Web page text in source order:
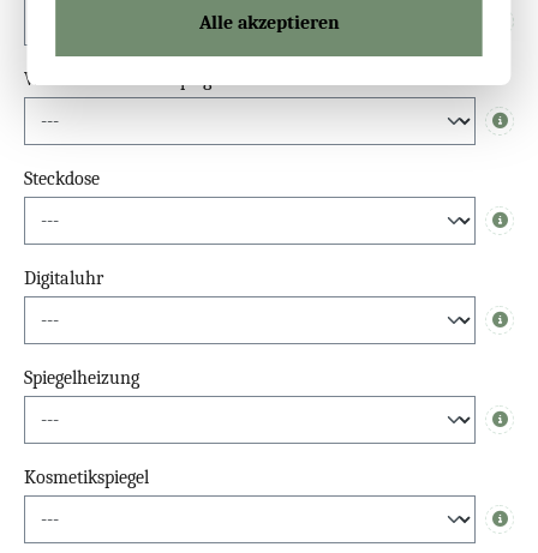
Waschbeckenlicht-Spiegel
Info
Steckdose
Info
Digitaluhr
Info
Spiegelheizung
Info
Kosmetikspiegel
Info
Alle akzeptieren